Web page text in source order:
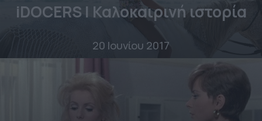
iDOCERS | Καλοκαιρινή ιστορία
20 Ιουνίου 2017